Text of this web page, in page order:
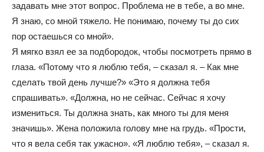
задавать мне этот вопрос. Проблема не в тебе, а во мне.
Я знаю, со мной тяжело. Не понимаю, почему ты до сих
пор остаешься со мной».
Я мягко взял ее за подбородок, чтобы посмотреть прямо в
глаза. «Потому что я люблю тебя, – сказал я. – Как мне
сделать твой день лучше?» «Это я должна тебя
спрашивать». «Должна, но не сейчас. Сейчас я хочу
измениться. Ты должна знать, как много ты для меня
значишь». Жена положила голову мне на грудь. «Прости,
что я вела себя так ужасно». «Я люблю тебя», – сказал я.